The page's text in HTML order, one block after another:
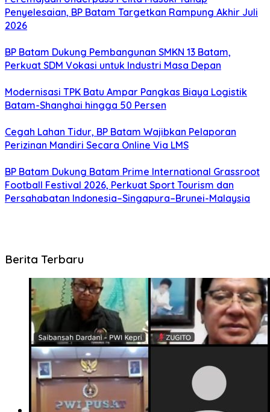
Penyelesaian, BP Batam Targetkan Rampung Akhir Juli
2026
BP Batam Dukung Pembangunan SMKN 13 Batam,
Perkuat SDM Vokasi untuk Industri Masa Depan
Modernisasi TPK Batu Ampar Pangkas Biaya Logistik
Batam-Shanghai hingga 50 Persen
Cegah Lahan Tidur, BP Batam Wajibkan Pelaporan
Perizinan Mandiri Secara Online Via LMS
BP Batam Dukung Batam Prime International Grassroot
Football Festival 2026, Perkuat Sport Tourism dan
Persahabatan Indonesia–Singapura–Brunei-Malaysia
Berita Terbaru